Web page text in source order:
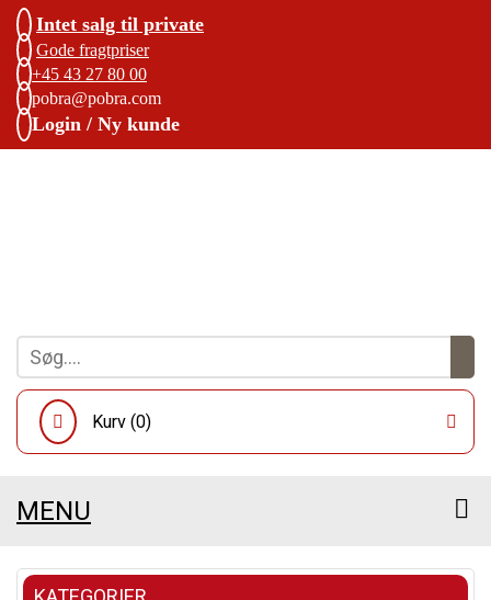
Intet salg til private
Gode fragtpriser
+45 43 27 80 00
pobra@pobra.com
Login / Ny kunde
Kurv (0)
MENU